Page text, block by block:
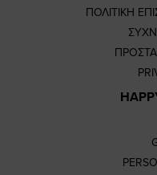
ΠΟΛΙΤΙΚΗ